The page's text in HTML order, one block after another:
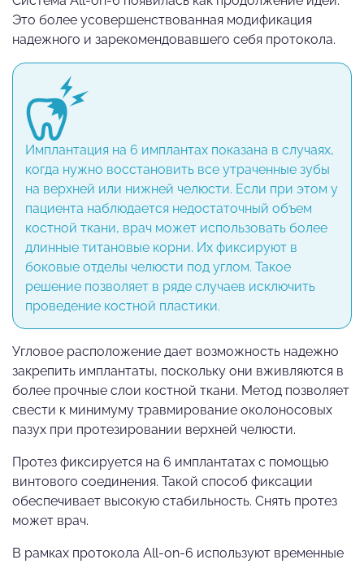
Это более усовершенствованная модификация
надежного и зарекомендовавшего себя протокола.
Имплантация на 6 имплантах показана в случаях,
когда нужно восстановить все утраченные зубы
на верхней или нижней челюсти. Если при этом у
пациента наблюдается недостаточный объем
костной ткани, врач может использовать более
длинные титановые корни. Их фиксируют в
боковые отделы челюсти под углом. Такое
решение позволяет в ряде случаев исключить
проведение костной пластики.
Угловое расположение дает возможность надежно
закрепить имплантаты, поскольку они вживляются в
более прочные слои костной ткани. Метод позволяет
свести к минимуму травмирование околоносовых
пазух при протезировании верхней челюсти.
Протез фиксируется на 6 имплантатах с помощью
винтового соединения. Такой способ фиксации
обеспечивает высокую стабильность. Снять протез
может врач.
В рамках протокола All-on-6 используют временные